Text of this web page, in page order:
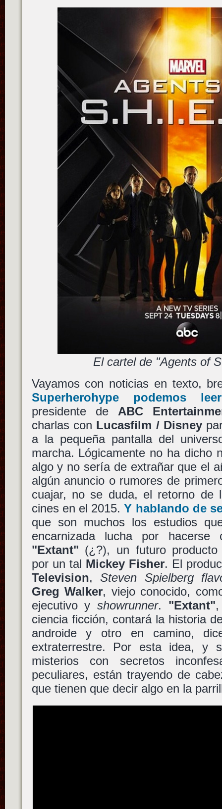
El cartel de "Agents of
Vayamos con noticias en texto,
Superherohype podemos leer
presidente de ABC
charlas con Lucasfilm / Disney
a la pequeña pantalla del
marcha. Lógicamente no ha dicho
algo y no sería de extrañar que el
algún anuncio o rumores de
cuajar, no se duda, el retorno de
cines en el 2015.Y hablando de
que son muchos los estudios
encarnizada lucha por
"Extant" (¿?), un futuro
por un tal Mickey Fisher. El
Television,Steven Spielberg
Greg Walker, viejo conocido,
ejecutivo yshowrunner. "Extant"
ciencia ficción, contará la historia
androide y otro en camino,
extraterrestre. Por esta idea, y
misterios con secretos
peculiares, están trayendo de
que tienen que decir algo en la